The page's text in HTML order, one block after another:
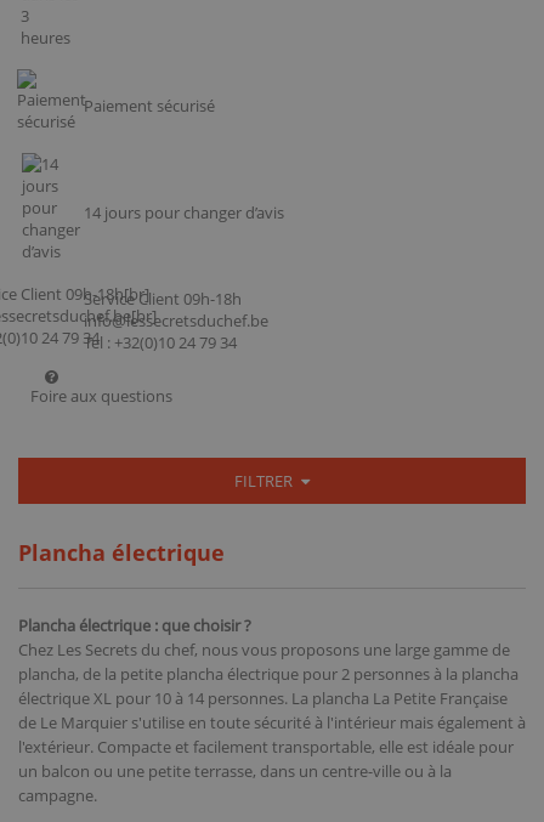
Paiement sécurisé
14 jours pour changer d’avis
Service Client 09h-18h
info@lessecretsduchef.be
Tel : +32(0)10 24 79 34
Foire aux questions
FILTRER
Plancha électrique
Plancha électrique : que choisir ?
Chez Les Secrets du chef, nous vous proposons une large gamme de
plancha, de la petite plancha électrique pour 2 personnes à la plancha
électrique XL pour 10 à 14 personnes. La plancha La Petite Française
de Le Marquier s'utilise en toute sécurité à l'intérieur mais également à
l'extérieur. Compacte et facilement transportable, elle est idéale pour
un balcon ou une petite terrasse, dans un centre-ville ou à la
campagne.